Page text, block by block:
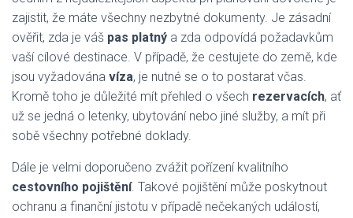
zajistit, že máte všechny nezbytné dokumenty. Je zásadní
ověřit, zda je váš pas platný a zda odpovídá požadavkům
vaší cílové destinace. V případě, že cestujete do země, kde
jsou vyžadována víza, je nutné se o to postarat včas.
Kromě toho je důležité mít přehled o všech rezervacích, ať
už se jedná o letenky, ubytování nebo jiné služby, a mít při
sobě všechny potřebné doklady.
Dále je velmi doporučeno zvážit pořízení kvalitního
cestovního pojištění. Takové pojištění může poskytnout
ochranu a finanční jistotu v případě nečekaných událostí,